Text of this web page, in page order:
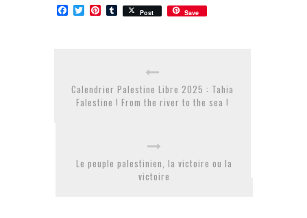
Facebook
TwitterPinterest
Tumblr
Post Save
Calendrier Palestine Libre 2025 : Tahia
Falestine ! From the river to the sea !
Le peuple palestinien, la victoire ou la
victoire